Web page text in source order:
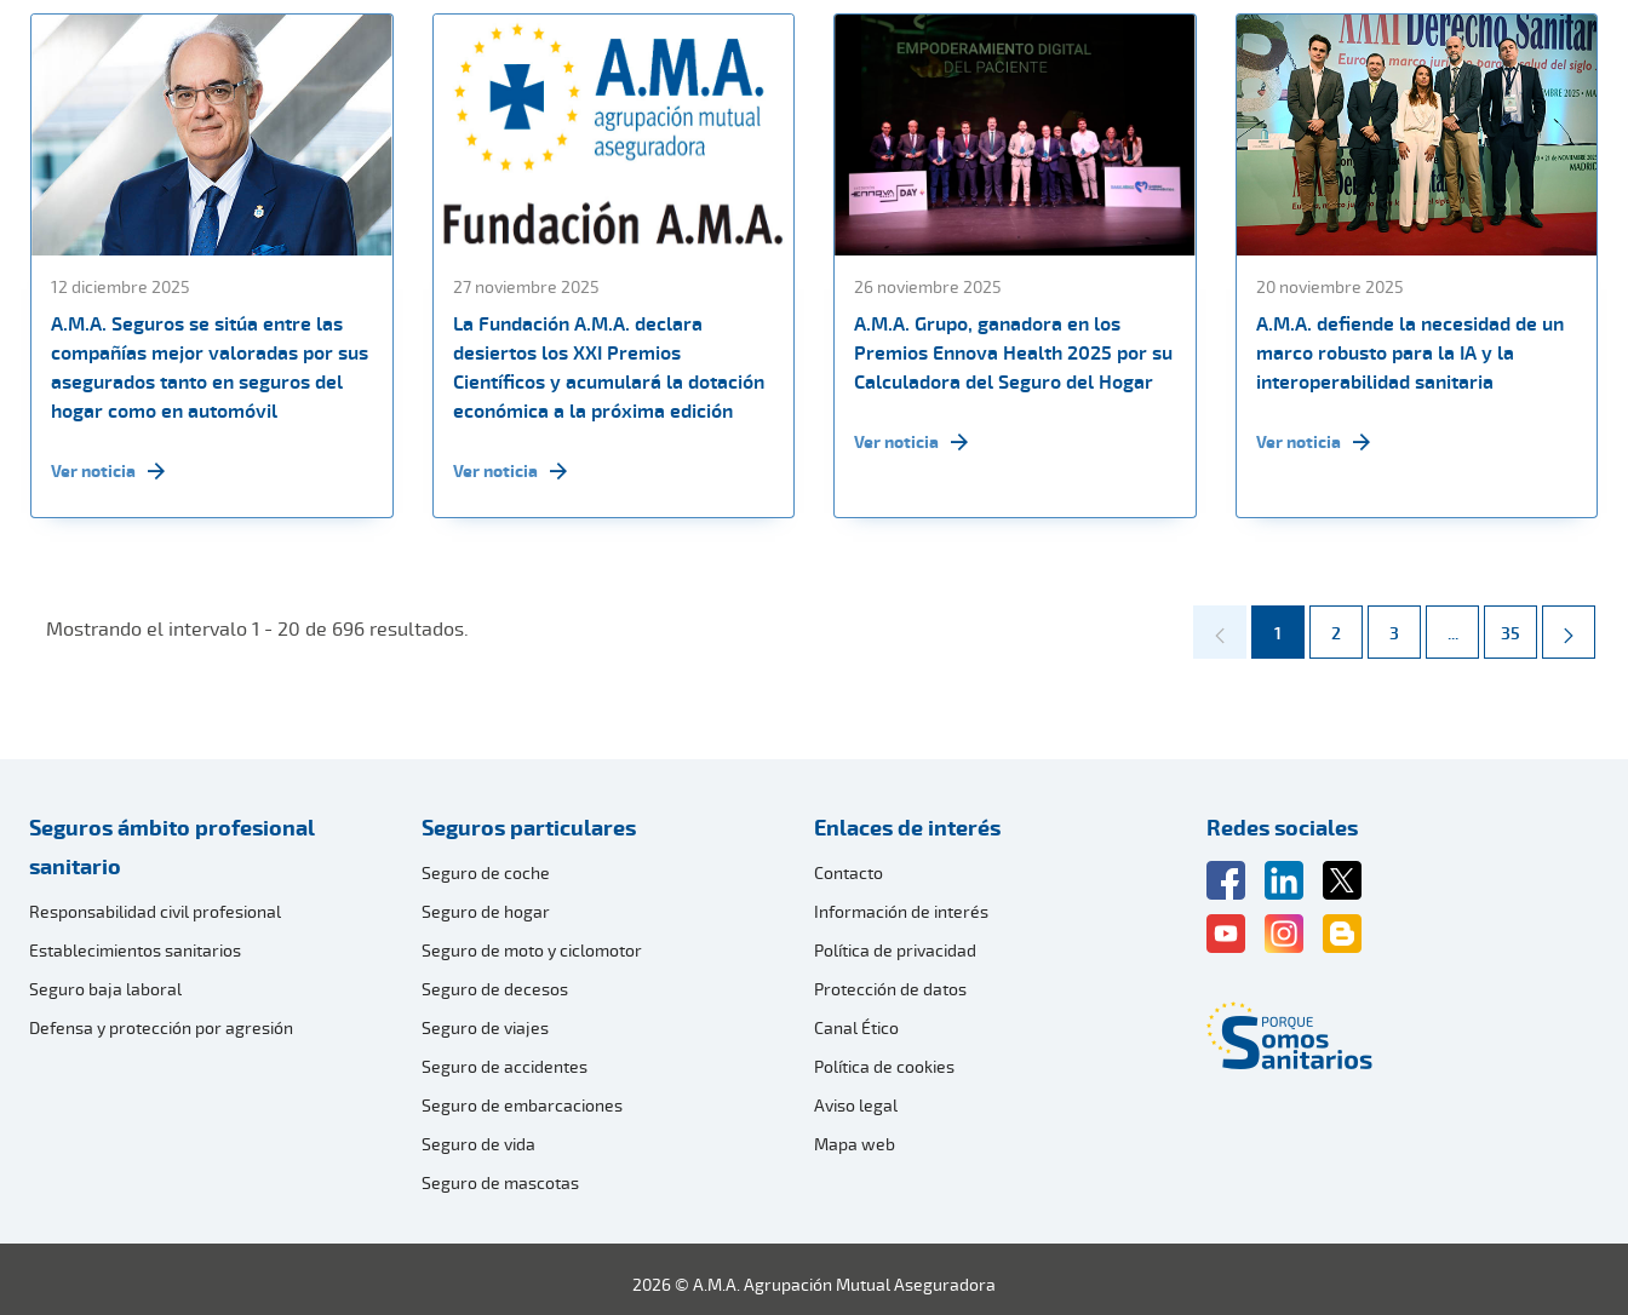
12 diciembre 2025
A.M.A. Seguros se sitúa entre las
compañías mejor valoradas por sus
asegurados tanto en seguros del
hogar como en automóvil
Ver noticia
27 noviembre 2025
La Fundación A.M.A. declara
desiertos los XXI Premios
Científicos y acumulará la dotación
económica a la próxima edición
Ver noticia
26 noviembre 2025
A.M.A. Grupo, ganadora en los
Premios Ennova Health 2025 por su
Calculadora del Seguro del Hogar
Ver noticia
20 noviembre 2025
A.M.A. defiende la necesidad de un
marco robusto para la IA y la
interoperabilidad sanitaria
Ver noticia
Mostrando el intervalo 1 - 20 de 696 resultados. Página
1 Página
2 Página
3 ... Páginas intermedias
Página
35
Seguros ámbito profesional
sanitario
Responsabilidad civil profesional
Establecimientos sanitarios
Seguro baja laboral
Defensa y protección por agresión
Seguros particulares
Seguro de coche
Seguro de hogar
Seguro de moto y ciclomotor
Seguro de decesos
Seguro de viajes
Seguro de accidentes
Seguro de embarcaciones
Seguro de vida
Seguro de mascotas
Enlaces de interés
Contacto
Información de interés
Política de privacidad
Protección de datos
Canal Ético
Política de cookies
Aviso legal
Mapa web
Redes sociales
2026 © A.M.A. Agrupación Mutual Aseguradora